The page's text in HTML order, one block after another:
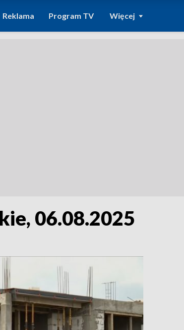
Reklama Program TV Więcej
06.08.2025